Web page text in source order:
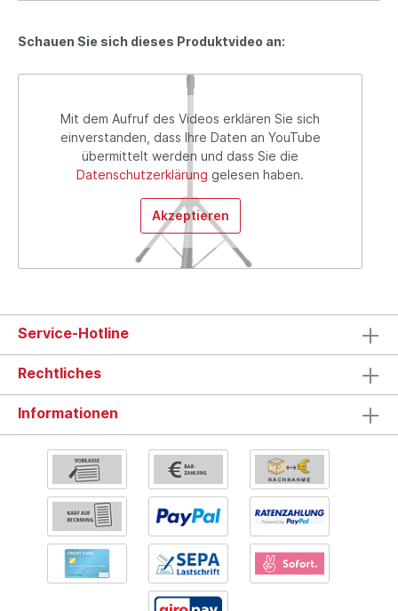
Schauen Sie sich dieses Produktvideo an:
Mit dem Aufruf des Videos erklären Sie sich
einverstanden, dass Ihre Daten an YouTube
übermittelt werden und dass Sie die
Datenschutzerklärung gelesen haben.
Akzeptieren
Service-Hotline
Rechtliches
Informationen